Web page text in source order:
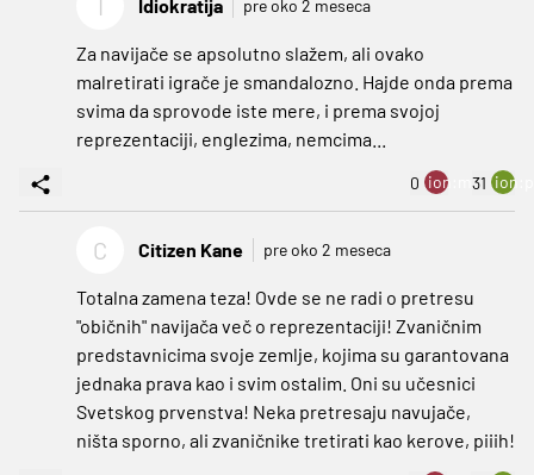
Idiokratija pre oko 2 meseca
Za navijače se apsolutno slažem, ali ovako
malretirati igrače je smandalozno. Hajde onda prema
svima da sprovode iste mere, i prema svojoj
reprezentaciji, englezima, nemcima...
0 ion:minus
31
C Citizen Kane pre oko 2 meseca
Totalna zamena teza! Ovde se ne radi o pretresu
"običnih" navijača več o reprezentaciji! Zvaničnim
predstavnicima svoje zemlje, kojima su garantovana
jednaka prava kao i svim ostalim. Oni su učesnici
Svetskog prvenstva! Neka pretresaju navujače,
ništa sporno, ali zvaničnike tretirati kao kerove, piiih!